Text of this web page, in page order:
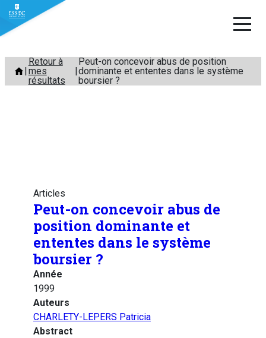
Aller
contenu
Retour à
mes
résultats
Peut-on concevoir abus de position
dominante et ententes dans le système
boursier ?
Articles
Peut-on concevoir abus de
position dominante et
ententes dans le système
boursier ?
Année
1999
Auteurs
CHARLETY-LEPERS Patricia
Abstract